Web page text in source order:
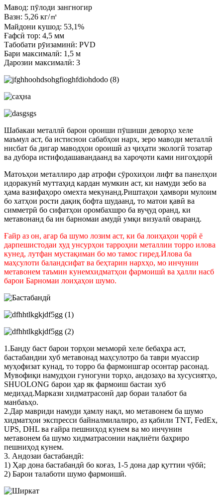
Мавод: пӯлоди зангногир
Вазн: 5,26 кг/㎡
Майдони кушод: 53,1%
Ғафсӣ тор: 4,5 мм
Табобати рӯизаминӣ: PVD
Бари максималӣ: 1,5 м
Дарозии максималӣ: 3
Шабакаи металлӣ барои ороиши пӯшиши деворҳо хеле
маъмул аст, ба истиснои сабабҳои нарх, зеро маводи металлӣ
нисбат ба дигар маводҳои ороишӣ аз ҷиҳати экологӣ тозатар
ва дубора истифодашавандаанд ва хароҷоти ками нигоҳдорӣ
Матоъҳои металлиро дар атрофи сӯрохиҳои лифт ва панелҳои
идоракунӣ муттаҳид кардан мумкин аст, ки намуди зебо ва
ҳама вазифаҳоро омехта мекунанд.Риштаҳои ҳамвори мулоим
бо хатҳои рости дақиқ бофта шудаанд, то матои қавӣ ва
симметрӣ бо сифатҳои оромбахшро ба вуҷуд оранд, ки
метавонанд ба ин барномаи амудӣ умқи визуалӣ оваранд.
Ғайр аз он, агар ба шумо лозим аст, ки ба лоиҳаҳои ҷорӣ ё
дарпешистодаи худ унсурҳои тарроҳии металлии торро илова
кунед, лутфан мустақиман бо мо тамос гиред.Илова ба
маҳсулоти баландсифат ва беҳтарин нархҳо, мо инчунин
метавонем таъмин кунемхидматҳои фармоишӣ ва ҳалли насб
барои Барномаи лоиҳаҳои шумо.
1.Банду баст барои торҳои меъморӣ хеле бебаҳра аст,
бастабандии хуб метавонад маҳсулотро ба таври муассир
муҳофизат кунад, то торро ба фармоишгар осонтар расонад.
Мувофиқи намудҳои гуногуни торҳо, андозаҳо ва хусусиятҳо,
SHUOLONG барои ҳар як фармоиш бастаи хуб
медиҳад.Маркази хидматрасонӣ дар бораи талабот ба
манбаъҳо.
2.Дар мавриди намуди ҳамлу нақл, мо метавонем ба шумо
хидматҳои экспресси байналмилалиро, аз қабили TNT, FedEx,
UPS, DHL ва ғайра пешниҳод кунем ва мо инчунин
метавонем ба шумо хидматрасонии нақлиёти баҳриро
пешниҳод кунем.
3. Андозаи бастабандӣ:
1) Ҳар дона бастабандӣ бо коғаз, 1-5 дона дар қуттии чӯбӣ;
2) Барои талаботи шумо фармоишӣ.